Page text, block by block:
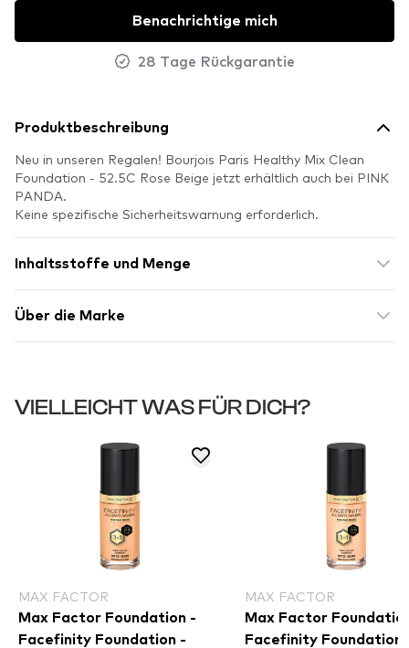
Benachrichtige mich
28 Tage Rückgarantie
Produktbeschreibung
Neu in unseren Regalen! Bourjois Paris Healthy Mix Clean
Foundation - 52.5C Rose Beige jetzt erhältlich auch bei PINK
PANDA.
Keine spezifische Sicherheitswarnung erforderlich.
Inhaltsstoffe und Menge
Über die Marke
VIELLEICHT WAS FÜR DICH?
MAX FACTOR
Max Factor Foundation -
Facefinity Foundation -
MAX FACTOR
Max Factor
Facefinity Foundation